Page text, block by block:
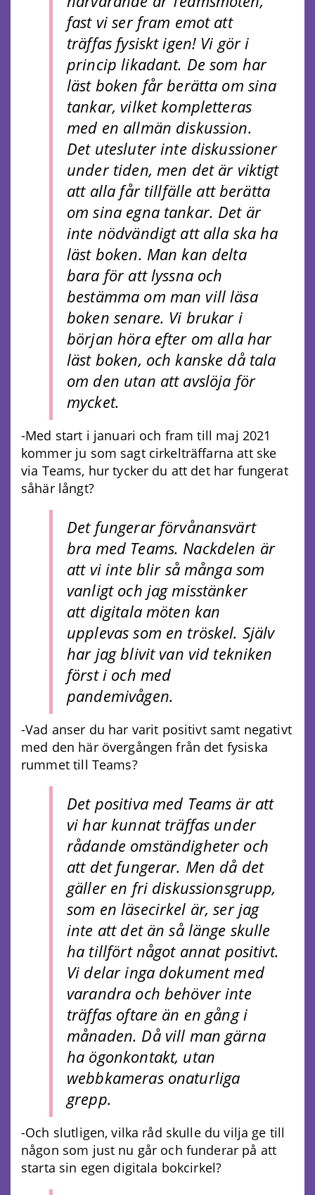
fast vi ser fram emot att
träffas fysiskt igen! Vi gör i
princip likadant. De som har
läst boken får berätta om sina
tankar, vilket kompletteras
med en allmän diskussion.
Det utesluter inte diskussioner
under tiden, men det är viktigt
att alla får tillfälle att berätta
om sina egna tankar. Det är
inte nödvändigt att alla ska ha
läst boken. Man kan delta
bara för att lyssna och
bestämma om man vill läsa
boken senare. Vi brukar i
början höra efter om alla har
läst boken, och kanske då tala
om den utan att avslöja för
mycket.
-Med start i januari och fram till maj 2021
kommer ju som sagt cirkelträffarna att ske
via Teams, hur tycker du att det har fungerat
såhär långt?
Det fungerar förvånansvärt
bra med Teams. Nackdelen är
att vi inte blir så många som
vanligt och jag misstänker
att digitala möten kan
upplevas som en tröskel. Själv
har jag blivit van vid tekniken
först i och med
pandemivågen.
-Vad anser du har varit positivt samt negativt
med den här övergången från det fysiska
rummet till Teams?
Det positiva med Teams är att
vi har kunnat träffas under
rådande omständigheter och
att det fungerar. Men då det
gäller en fri diskussionsgrupp,
som en läsecirkel är, ser jag
inte att det än så länge skulle
ha tillfört något annat positivt.
Vi delar inga dokument med
varandra och behöver inte
träffas oftare än en gång i
månaden. Då vill man gärna
ha ögonkontakt, utan
webbkameras onaturliga
grepp.
-Och slutligen, vilka råd skulle du vilja ge till
någon som just nu går och funderar på att
starta sin egen digitala bokcirkel?